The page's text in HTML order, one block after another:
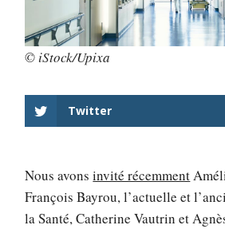
© iStock/Upixa
Twitter
Nous avonsinvité récemment
François Bayrou, l’actuelle et
la Santé, Catherine Vautrin et